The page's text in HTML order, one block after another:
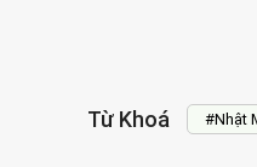
Từ Khoá #Nhật